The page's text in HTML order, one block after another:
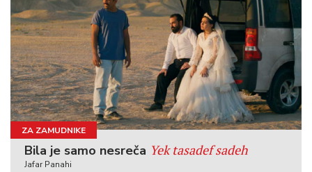
ZA ZAMUDNIKE
Bila je samo nesreča Yek tasadef sadeh
Jafar Panahi